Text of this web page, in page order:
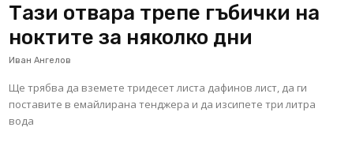
Тази отвара трепе гъбички на
ноктите за няколко дни
Иван Ангелов
Ще трябва да вземете тридесет листа дафинов лист, да ги
поставите в емайлирана тенджера и да изсипете три литра
вода